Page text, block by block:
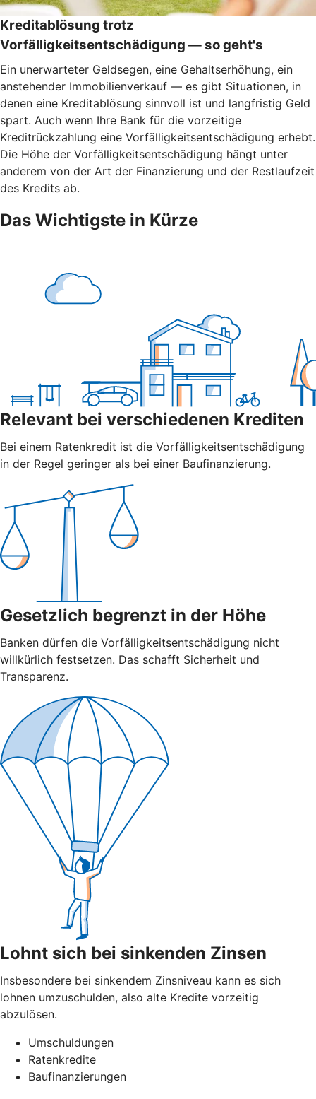
Kreditablösung trotz
Vorfälligkeitsentschädigung — so geht's
Ein unerwarteter Geldsegen, eine Gehaltserhöhung, ein
anstehender Immobilienverkauf — es gibt Situationen, in
denen eine Kreditablösung sinnvoll ist und langfristig Geld
spart. Auch wenn Ihre Bank für die vorzeitige
Kreditrückzahlung eine Vorfälligkeitsentschädigung erhebt.
Die Höhe der Vorfälligkeitsentschädigung hängt unter
anderem von der Art der Finanzierung und der Restlaufzeit
des Kredits ab.
Das Wichtigste in Kürze
Relevant bei verschiedenen Krediten
Bei einem Ratenkredit ist die Vorfälligkeitsentschädigung
in der Regel geringer als bei einer Baufinanzierung.
Gesetzlich begrenzt in der Höhe
Banken dürfen die Vorfälligkeitsentschädigung nicht
willkürlich festsetzen. Das schafft Sicherheit und
Transparenz.
Lohnt sich bei sinkenden Zinsen
Insbesondere bei sinkendem Zinsniveau kann es sich
lohnen umzuschulden, also alte Kredite vorzeitig
abzulösen.
Umschuldungen
Ratenkredite
Baufinanzierungen